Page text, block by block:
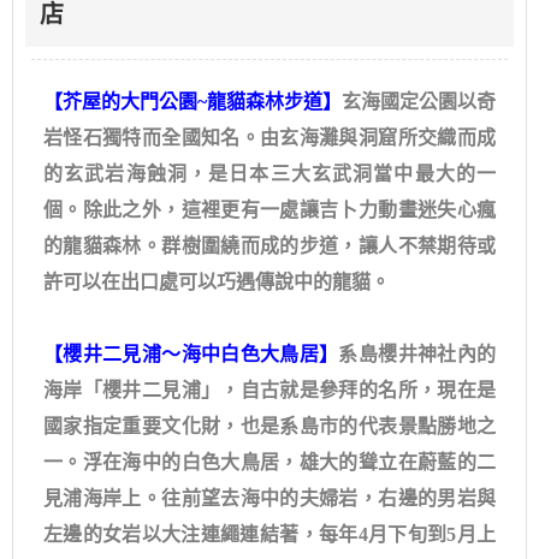
店
【芥屋的大門公園~龍貓森林步道】 玄海國定公園以奇
岩怪石獨特而全國知名。由玄海灘與洞窟所交織而成
的玄武岩海蝕洞，是日本三大玄武洞當中最大的一
個。除此之外，這裡更有一處讓吉卜力動畫迷失心瘋
的龍貓森林。群樹圍繞而成的步道，讓人不禁期待或
許可以在出口處可以巧遇傳說中的龍貓。
【櫻井二見浦～海中白色大鳥居】 系島櫻井神社內的
海岸「櫻井二見浦」，自古就是參拜的名所，現在是
國家指定重要文化財，也是系島市的代表景點勝地之
一。浮在海中的白色大鳥居，雄大的聳立在蔚藍的二
見浦海岸上。往前望去海中的夫婦岩，右邊的男岩與
左邊的女岩以大注連繩連結著，每年4月下旬到5月上